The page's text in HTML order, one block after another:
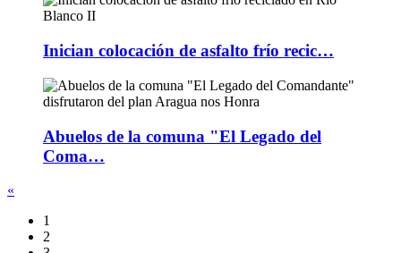
Inician colocación de asfalto frío recic…
Abuelos de la comuna "El Legado del
Coma…
«
1
2